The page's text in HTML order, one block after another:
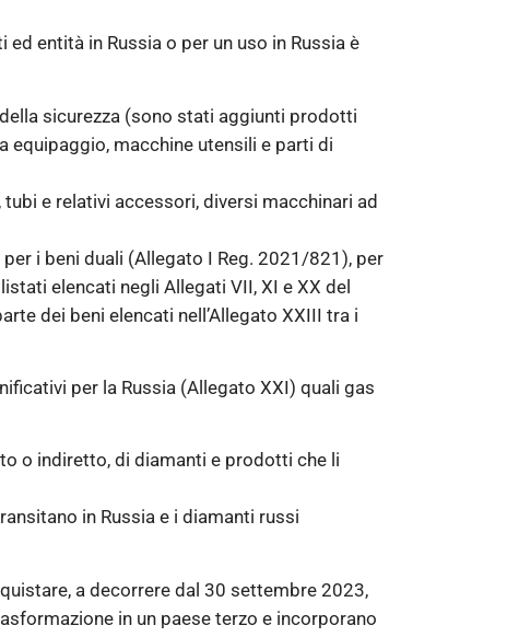
entità in Russia o per un uso in Russia è
sicurezza (sono stati aggiunti prodotti
macchine utensili e parti di
e relativi accessori, diversi macchinari ad
i beni duali (Allegato I Reg. 2021/821), per
elencati negli Allegati VII, XI e XX del
dei beni elencati nell’Allegato XXIII tra i
per la Russia (Allegato XXI) quali gas
o indiretto, di diamanti e prodotti che li
in Russia e i diamanti russi
a decorrere dal 30 settembre 2023,
in un paese terzo e incorporano